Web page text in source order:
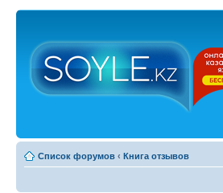
Список форумов ‹ Книга отзывов